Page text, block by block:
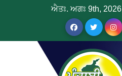
ਐਤਃ. ਅਗਃ 9th, 2026